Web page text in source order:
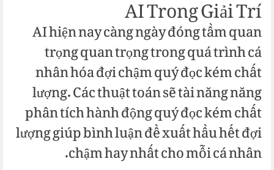
AI Trong Giải Trí
AI hiện nay càng ngày đóng tầm quan
trọng quan trọng trong quá trình cá
nhân hóa đợi chậm quý đọc kém chất
lượng. Các thuật toán sẽ tài năng năng
phân tích hành động quý đọc kém chất
lượng giúp bình luận đề xuất hầu hết đợi
chậm hay nhất cho mỗi cá nhân.